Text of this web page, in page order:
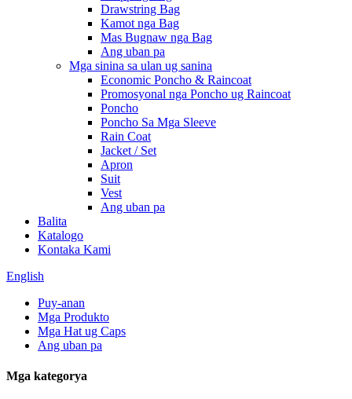
Drawstring Bag
Kamot nga Bag
Mas Bugnaw nga Bag
Ang uban pa
Mga sinina sa ulan ug sanina
Economic Poncho & Raincoat
Promosyonal nga Poncho ug Raincoat
Poncho
Poncho Sa Mga Sleeve
Rain Coat
Jacket / Set
Apron
Suit
Vest
Ang uban pa
Balita
Katalogo
Kontaka Kami
English
Puy-anan
Mga Produkto
Mga Hat ug Caps
Ang uban pa
Mga kategorya